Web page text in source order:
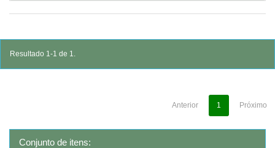
Resultado 1-1 de 1.
Anterior 1 Próximo
Conjunto de itens: